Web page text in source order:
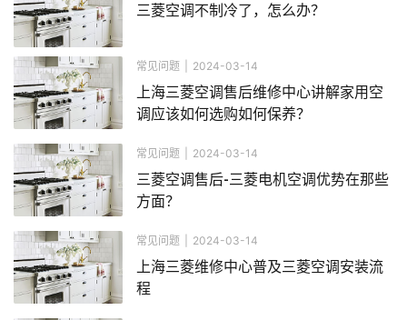
三菱空调不制冷了，怎么办？
常见问题 2024-03-14
上海三菱空调售后维修中心讲解家用空
调应该如何选购如何保养？
常见问题 2024-03-14
三菱空调售后-三菱电机空调优势在那些
方面？
常见问题 2024-03-14
上海三菱维修中心普及三菱空调安装流
程